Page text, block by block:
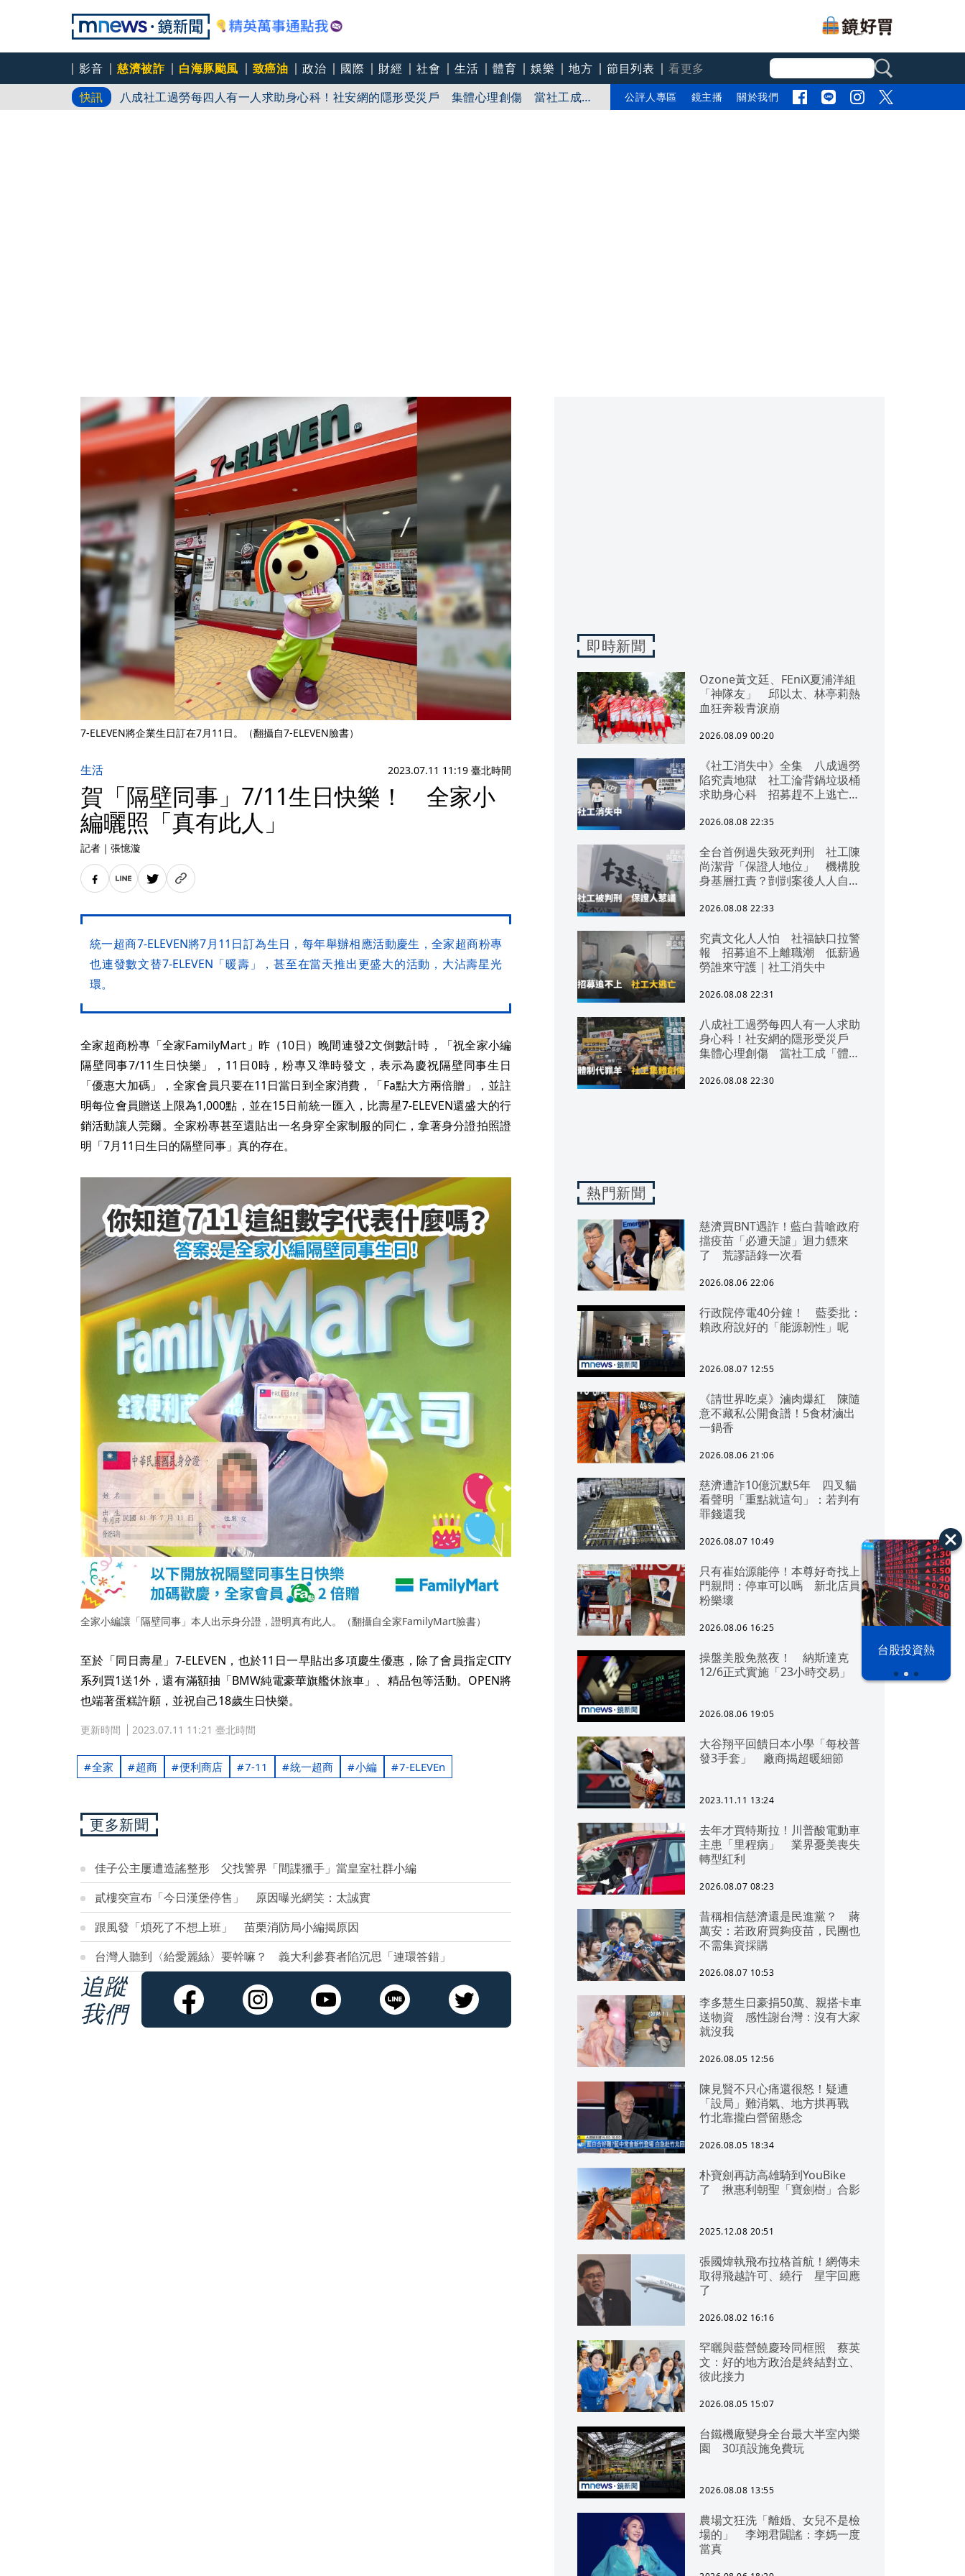
影音 慈濟被詐 白海豚颱風 致癌油 政治 國際 財經 社會 生活 體育 娛樂 地方 節目列表
看更多
快訊
八成社工過勞每四人有一人求助身心科！社安網的隱形受災戶 集體心理創傷 當社工成
「體制代罪羊」 防禦性社工不敢多做無奈趨勢？耗竭殆盡下的社安網危機｜社工消失中
父親節登小巨蛋開唱 想到離世三年的爸爸 許富凱哭到眼淚鼻涕直流
公評人專區 鏡主播 關於我們
漢光42演習 台股投資熱
7-ELEVEN將企業生日訂在7月11日。（翻攝自7-ELEVEN臉書）
生活 2023.07.11 11:19 臺北時間
賀「隔壁同事」7/11生日快樂！ 全家小
編曬照「真有此人」
記者 ｜ 張憶漩
統一超商7-ELEVEN將7月11日訂為生日，每年舉辦相應活動慶生，全家超商粉專
也連發數文替7-ELEVEN「暖壽」，甚至在當天推出更盛大的活動，大沾壽星光
環。
全家超商粉專「全家FamilyMart」昨（10日）晚間連發2文倒數計時，「祝全家小編
隔壁同事7/11生日快樂」，11日0時，粉專又準時發文，表示為慶祝隔壁同事生日
「優惠大加碼」，全家會員只要在11日當日到全家消費，「Fa點大方兩倍贈」，並註
明每位會員贈送上限為1,000點，並在15日前統一匯入，比壽星7-ELEVEN還盛大的行
銷活動讓人莞爾。全家粉專甚至還貼出一名身穿全家制服的同仁，拿著身分證拍照證
明「7月11日生日的隔壁同事」真的存在。
全家小編讓「隔壁同事」本人出示身分證，證明真有此人。（翻攝自全家FamilyMart臉書）
至於「同日壽星」7-ELEVEN，也於11日一早貼出多項慶生優惠，除了會員指定CITY
系列買1送1外，還有滿額抽「BMW純電豪華旗艦休旅車」、精品包等活動。OPEN將
也端著蛋糕許願，並祝自己18歲生日快樂。
更新時間 2023.07.11 11:21 臺北時間
全家 超商 便利商店 7-11 統一超商 小編 7-ELEVEn
更多新聞
佳子公主屢遭造謠整形 父找警界「間諜獵手」當皇室社群小編
貳樓突宣布「今日漢堡停售」 原因曝光網笑：太誠實
跟風發「煩死了不想上班」 苗栗消防局小編揭原因
台灣人聽到〈給愛麗絲〉要幹嘛？ 義大利參賽者陷沉思「連環答錯」
追蹤
我們
即時新聞
Ozone黃文廷、FEniX夏浦洋組
「神隊友」 邱以太、林亭莉熱
血狂奔殺青淚崩
2026.08.09 00:20
《社工消失中》全集 八成過勞
陷究責地獄 社工淪背鍋垃圾桶
求助身心科 招募趕不上逃亡
回捐黑幕 血汗錢遭剝削
2026.08.08 22:35
全台首例過失致死判刑 社工陳
尚潔背「保證人地位」 機構脫
身基層扛責？剴剴案後人人自危
2026.08.08 22:33
究責文化人人怕 社福缺口拉警
報 招募追不上離職潮 低薪過
勞誰來守護｜社工消失中
2026.08.08 22:31
八成社工過勞每四人有一人求助
身心科！社安網的隱形受災戶
集體心理創傷 當社工成「體制
無奈趨勢？耗竭殆盡下的社安網
2026.08.08 22:30
熱門新聞
慈濟買BNT遇詐！藍白昔嗆政府
擋疫苗「必遭天譴」迴力鏢來
了 荒謬語錄一次看
2026.08.06 22:06
行政院停電40分鐘！ 藍委批：
賴政府說好的「能源韌性」呢
2026.08.07 12:55
《請世界吃桌》滷肉爆紅 陳隨
意不藏私公開食譜！5食材滷出
一鍋香
2026.08.06 21:06
慈濟遭詐10億沉默5年 四叉貓
看聲明「重點就這句」：若判有
罪錢還我
2026.08.07 10:49
只有崔始源能停！本尊好奇找上
門親問：停車可以嗎 新北店員
粉樂壞
2026.08.06 16:25
操盤美股免熬夜！ 納斯達克
12/6正式實施「23小時交易」
2026.08.06 19:05
大谷翔平回饋日本小學「每校普
發3手套」 廠商揭超暖細節
2023.11.11 13:24
去年才買特斯拉！川普酸電動車
主患「里程病」 業界憂美喪失
轉型紅利
2026.08.07 08:23
昔稱相信慈濟還是民進黨？ 蔣
萬安：若政府買夠疫苗，民團也
不需集資採購
2026.08.07 10:53
李多慧生日豪捐50萬、親搭卡車
送物資 感性謝台灣：沒有大家
就沒我
2026.08.05 12:56
陳見賢不只心痛還很怒！疑遭
「設局」難消氣、地方拱再戰
竹北靠攏白營留懸念
2026.08.05 18:34
朴寶劍再訪高雄騎到YouBike
了 揪惠利朝聖「寶劍樹」合影
2025.12.08 20:51
張國煒執飛布拉格首航！網傳未
取得飛越許可、繞行 星宇回應
了
2026.08.02 16:16
罕曬與藍營饒慶玲同框照 蔡英
文：好的地方政治是終結對立、
彼此接力
2026.08.05 15:07
台鐵機廠變身全台最大半室內樂
園 30項設施免費玩
2026.08.08 13:55
農場文狂洗「離婚、女兒不是檢
場的」 李翊君闢謠：李媽一度
當真